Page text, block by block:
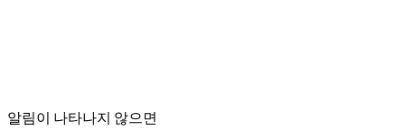
알림이 나타나지 않으면